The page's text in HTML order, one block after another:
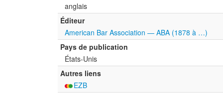
anglais
Éditeur
American Bar Association — ABA (1878 à …)
Pays de publication
États-Unis
Autres liens
EZB